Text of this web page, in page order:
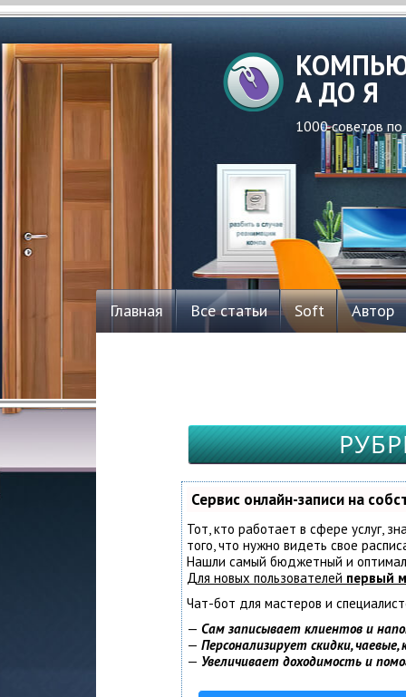
А ДО Я
1000 советов
Главная Все статьи Soft Автор
Сервис онлайн-записи на
Тот, кто работает в сфере услуг,
того, что нужно видеть свое
Нашли самый бюджетный и
Для новых пользователей первый
Чат-бот для мастеров и
— Сам записывает клиентов и
— Персонализирует скидки,
— Увеличивает доходимость и